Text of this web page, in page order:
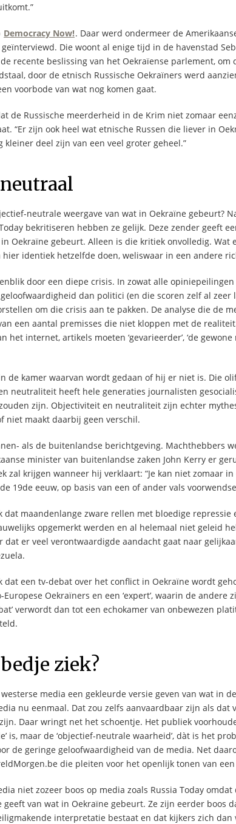
Democracy Now!. Daar werd ondermeer de
Die woont al enige tijd in de havenstad
recente beslissing van het Oekraïense parlement, om
door de etnisch Russische Oekraïners werd
voorbode van wat nog komen gaat.
de Russische meerderheid in de Krim niet zomaar
“Er zijn ook heel wat etnische Russen die liever in
kleiner deel zijn van een veel groter geheel.”
neutrale weergave van wat in Oekraïne gebeurt?
bekritiseren hebben ze gelijk. Deze zender geeft
Oekraïne gebeurt. Alleen is die kritiek onvolledig. Wat
identiek hetzelfde doen, weliswaar in een andere
door een diepe crisis. In zowat alle
dan politici (en die scoren zelf al zeer
om die crisis aan te pakken. De analyse die de
een aantal premisses die niet kloppen met de
het internet, artikels moeten ‘gevarieerder’, ‘de
de kamer waarvan wordt gedaan of hij er niet is. Die
neutraliteit heeft hele generaties journalisten
zijn. Objectiviteit en neutraliteit zijn echter
niet maakt daarbij geen verschil.
als de buitenlandse berichtgeving. Machthebbers
minister van buitenlandse zaken John Kerry er
zal krijgen wanneer hij verklaart: “Je kan niet zomaar
19de eeuw, op basis van een of ander vals
dat maandenlange zware rellen met bloedige repressie
opgemerkt werden en al helemaal niet geleid
dat er veel verontwaardigde aandacht gaat naar
dat een tv-debat over het conflict in Oekraïne wordt
Oekraïners en een ‘expert’, waarin de andere
verwordt dan tot een echokamer van onbewezen
ziek?
media een gekleurde versie geven van wat in
nu eenmaal. Dat zou zelfs aanvaardbaar zijn als dat
Daar wringt net het schoentje. Het publiek
is, maar de ‘objectief-neutrale waarheid’, dàt is het
de geringe geloofwaardigheid van de media. Net
die pleiten voor het openlijk tonen van
niet zozeer boos op media zoals Russia Today omdat
van wat in Oekraïne gebeurt. Ze zijn eerder boos
interpretatie bestaat en dat kijkers zich dan